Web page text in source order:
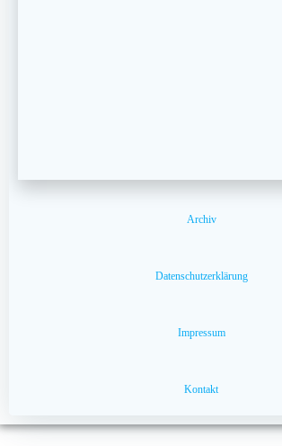
Archiv
Datenschutzerklärung
Impressum
Kontakt